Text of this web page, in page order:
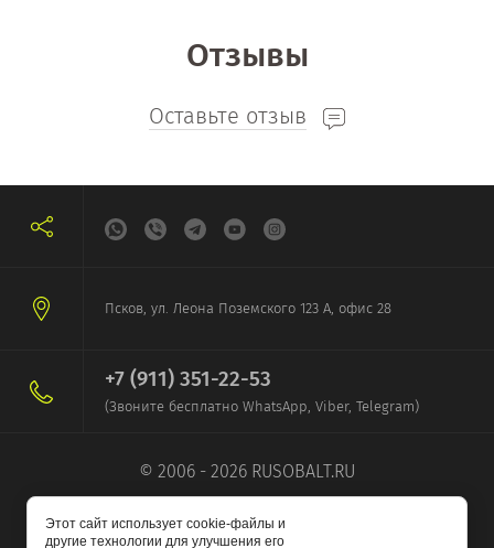
Отзывы
Оставьте отзыв
Псков, ул. Леона Поземского 123 А, офис 28
+7 (911) 351-22-53
(Звоните бесплатно WhatsApp, Viber, Telegram)
© 2006 - 2026 RUSOBALT.RU
Этот сайт использует cookie-файлы и
другие технологии для улучшения его